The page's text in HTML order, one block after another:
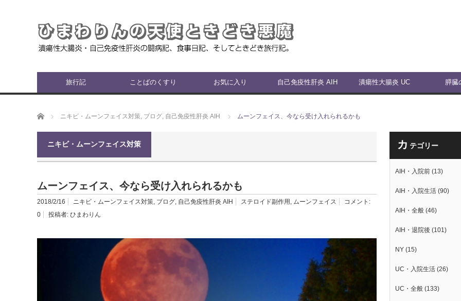
旅行記 ことばのくすり お気に入り 自己免疫性肝炎 AIH 潰瘍性大腸炎 UC 膵臓
ホーム ニキビ・ムーンフェイス対策, ブログ, 自己免疫性肝炎 AIH ムーンフェイス、今なら受け入れられるかも
ニキビ・ムーンフェイス対策
ムーンフェイス、今なら受け入れられるかも
2018/2/16 ニキビ・ムーンフェイス対策, ブログ, 自己免疫性肝炎 AIH ステロイド副作用 , ムーンフェイス
コメント:
0
投稿者: ひまわりん
カ テゴリー
AIH・入院前 (13)
AIH・入院生活 (90)
AIH・全般 (46)
AIH・退院後 (101)
NY (15)
UC・入院生活 (26)
UC・全般 (133)